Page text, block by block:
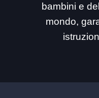
bambini e
mondo,